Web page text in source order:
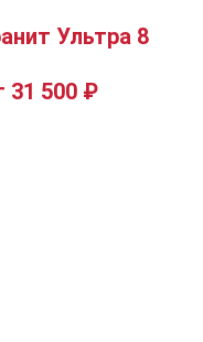
Ультра 8
31 500 ₽